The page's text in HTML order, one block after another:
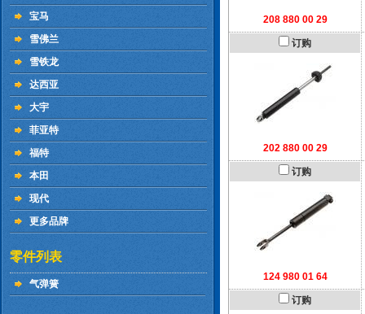
208 880 00 29
订购
202 880 00 29
订购
124 980 01 64
订购
宝马
雪佛兰
雪铁龙
达西亚
大宇
菲亚特
福特
本田
现代
更多品牌
零件列表
气弹簧